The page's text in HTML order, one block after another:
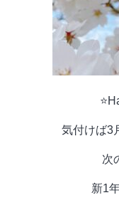
気付けば3
次
新1